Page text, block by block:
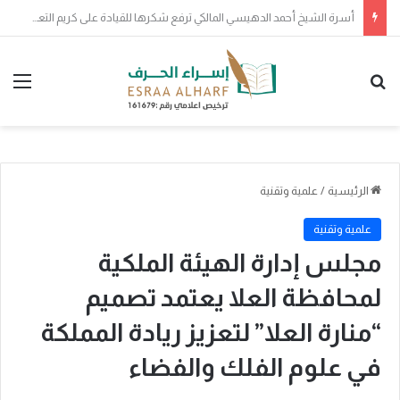
الأرواح جنود مجندة
الرئيسية / علمية وتقنية
علمية وتقنية
مجلس إدارة الهيئة الملكية
لمحافظة العلا يعتمد تصميم
“منارة العلا” لتعزيز ريادة المملكة
في علوم الفلك والفضاء